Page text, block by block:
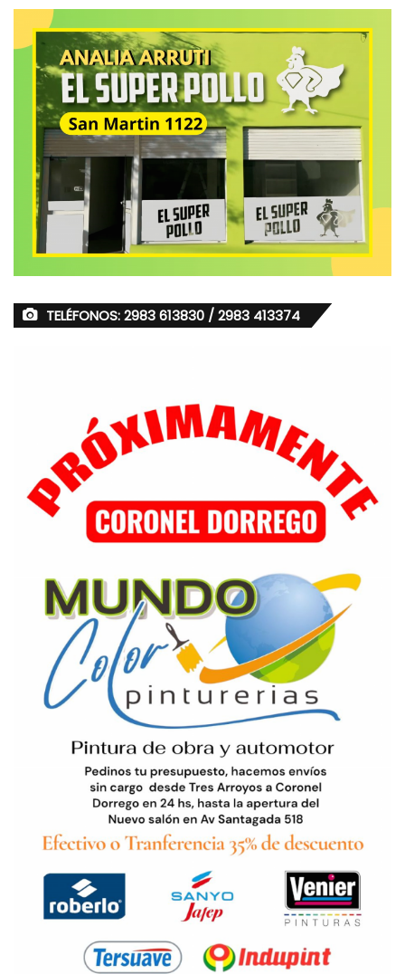
TELÉFONOS: 2983 613830 / 2983 413374